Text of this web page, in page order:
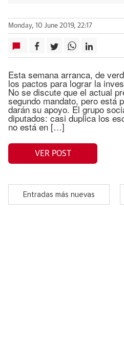
Monday, 10 June 2019, 22:17
Esta semana arranca, de
los pactos para lograr la
No se discute que el actual
segundo mandato, pero está
darán su apoyo. El grupo
diputados: casi duplica los
no está en […]
VER POST
Entradas más nuevas